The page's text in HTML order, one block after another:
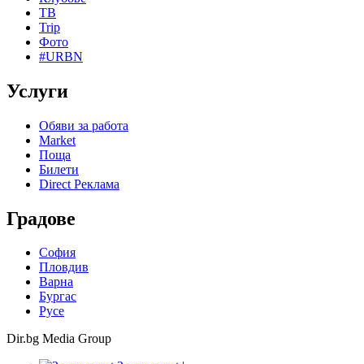
ТВ
Trip
Фото
#URBN
Услуги
Обяви за работа
Market
Поща
Билети
Direct Реклама
Градове
София
Пловдив
Варна
Бургас
Русе
Dir.bg Media Group